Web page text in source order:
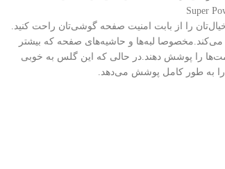
را از بابت امنیت صفحه گوشی‌تان راحت کنید.
را پوشش دهند.در حالی که این گلس به خوبی
را به طور کامل پوشش می‌‌دهد.